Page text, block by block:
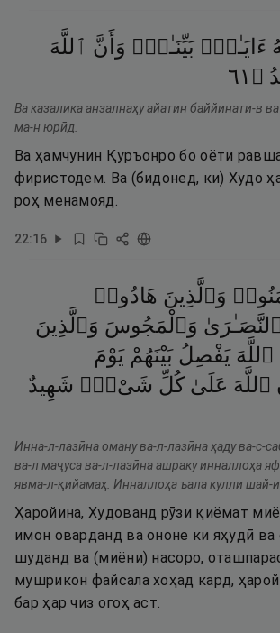
ءَايَـٰتٍۭ بَيِّنَـٰتٍۢ وَأَنَّ ٱللَّهَ
۝ ١٦
Ва казалика анзалнаҳу айатин баййинати-в
ма-н юрӣд.
Ва ҳамчунин Қуръонро бо оёти
фиристодем. Ва (бидонед, ки) Худо
роҳ менамояд.
22:16
وَٱلَّذِينَ هَادُوا۟
وَٱلْمَجُوسَ وَٱلَّذِينَ
ٱللَّهَ يَفْصِلُ بَيْنَهُمْ يَوْمَ
ٱللَّهَ عَلَىٰ كُلِّ شَىْءٍۢ شَهِيدٌ
Инна-л-лазӣна оману ва-л-лазӣна ҳаду ва-с-
ва-л маҷуса ва-л-лазӣна ашраку инналлоҳа
явма-л-қийамаҳ. Инналлоҳа ъала кулли шай-
Ҳаройина, Худованд рӯзи қиёмат
имон оварданд ва ононе ки яҳудӣ ва
шуданд ва (миёни) насоро,
мушрикон файсала хоҳад кард,
бар ҳар чиз огоҳ аст.